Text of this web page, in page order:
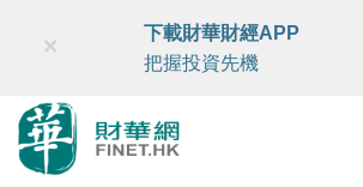
財華智庫網 FINTV FINMETA
×
下載財華財經APP
把握投資先機